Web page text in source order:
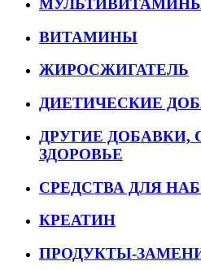
ВИТАМИНЫ
ЖИРОСЖИГАТЕЛЬ
ДИЕТИЧЕСКИЕ
ДРУГИЕ
ЗДОРОВЬЕ
СРЕДСТВА ДЛЯ
КРЕАТИН
ПРОДУКТЫ-